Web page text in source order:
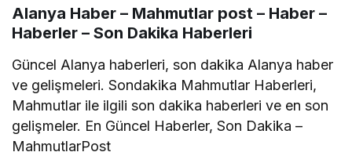
Alanya Haber – Mahmutlar post – Haber –
Haberler – Son Dakika Haberleri
Güncel Alanya haberleri, son dakika Alanya haber
ve gelişmeleri. Sondakika Mahmutlar Haberleri,
Mahmutlar ile ilgili son dakika haberleri ve en son
gelişmeler. En Güncel Haberler, Son Dakika –
MahmutlarPost